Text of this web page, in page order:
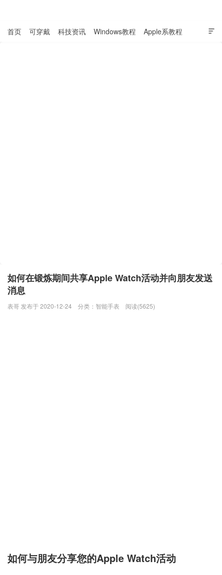

首页 可穿戴 科技资讯 Windows教程 Apple系教程
如何在锻炼期间共享Apple Watch活动并向朋友发送
消息
表哥 发布于 2020-12-24 分类： 智能手表 阅读(5625)
如何与朋友分享您的Apple Watch活动